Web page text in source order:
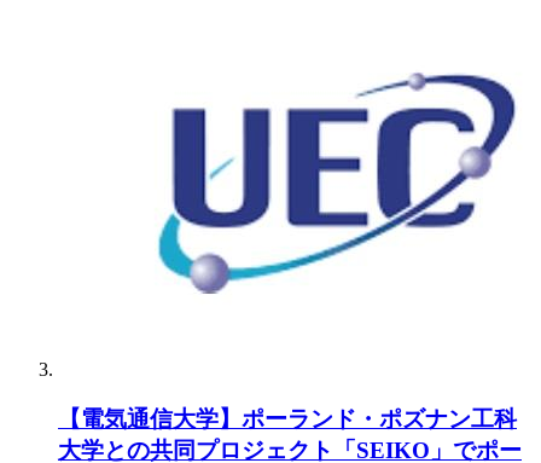
【電気通信大学】ポーランド・ポズナン工科
大学との共同プロジェクト「SEIKO」でポー